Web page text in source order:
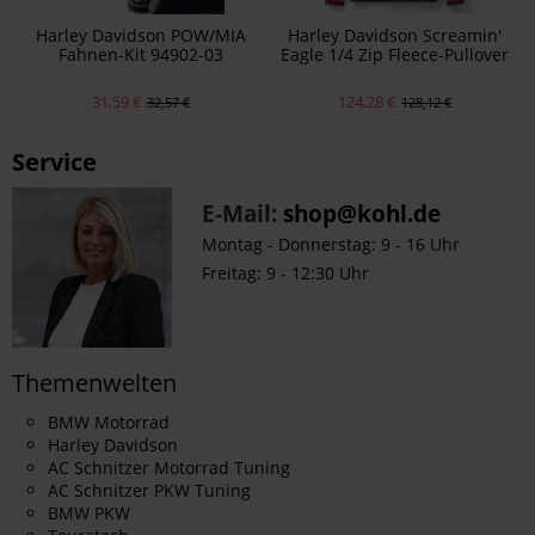
Harley Davidson POW/MIA
Fahnen-Kit 94902-03
31,59 € 32,57 €
Harley Davidson Screamin'
Eagle 1/4 Zip Fleece-Pullover
124,28 € 128,12 €
Service
E-Mail: shop@kohl.de
Montag - Donnerstag: 9 - 16 Uhr
Freitag: 9 - 12:30 Uhr
Themenwelten
BMW Motorrad
Harley Davidson
AC Schnitzer Motorrad Tuning
AC Schnitzer PKW Tuning
BMW PKW